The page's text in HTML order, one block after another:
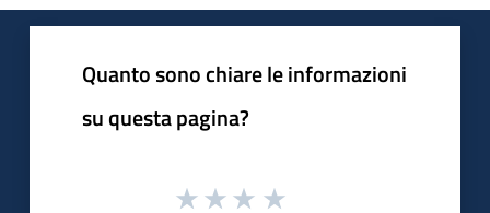
Quanto sono chiare le informazioni
su questa pagina?